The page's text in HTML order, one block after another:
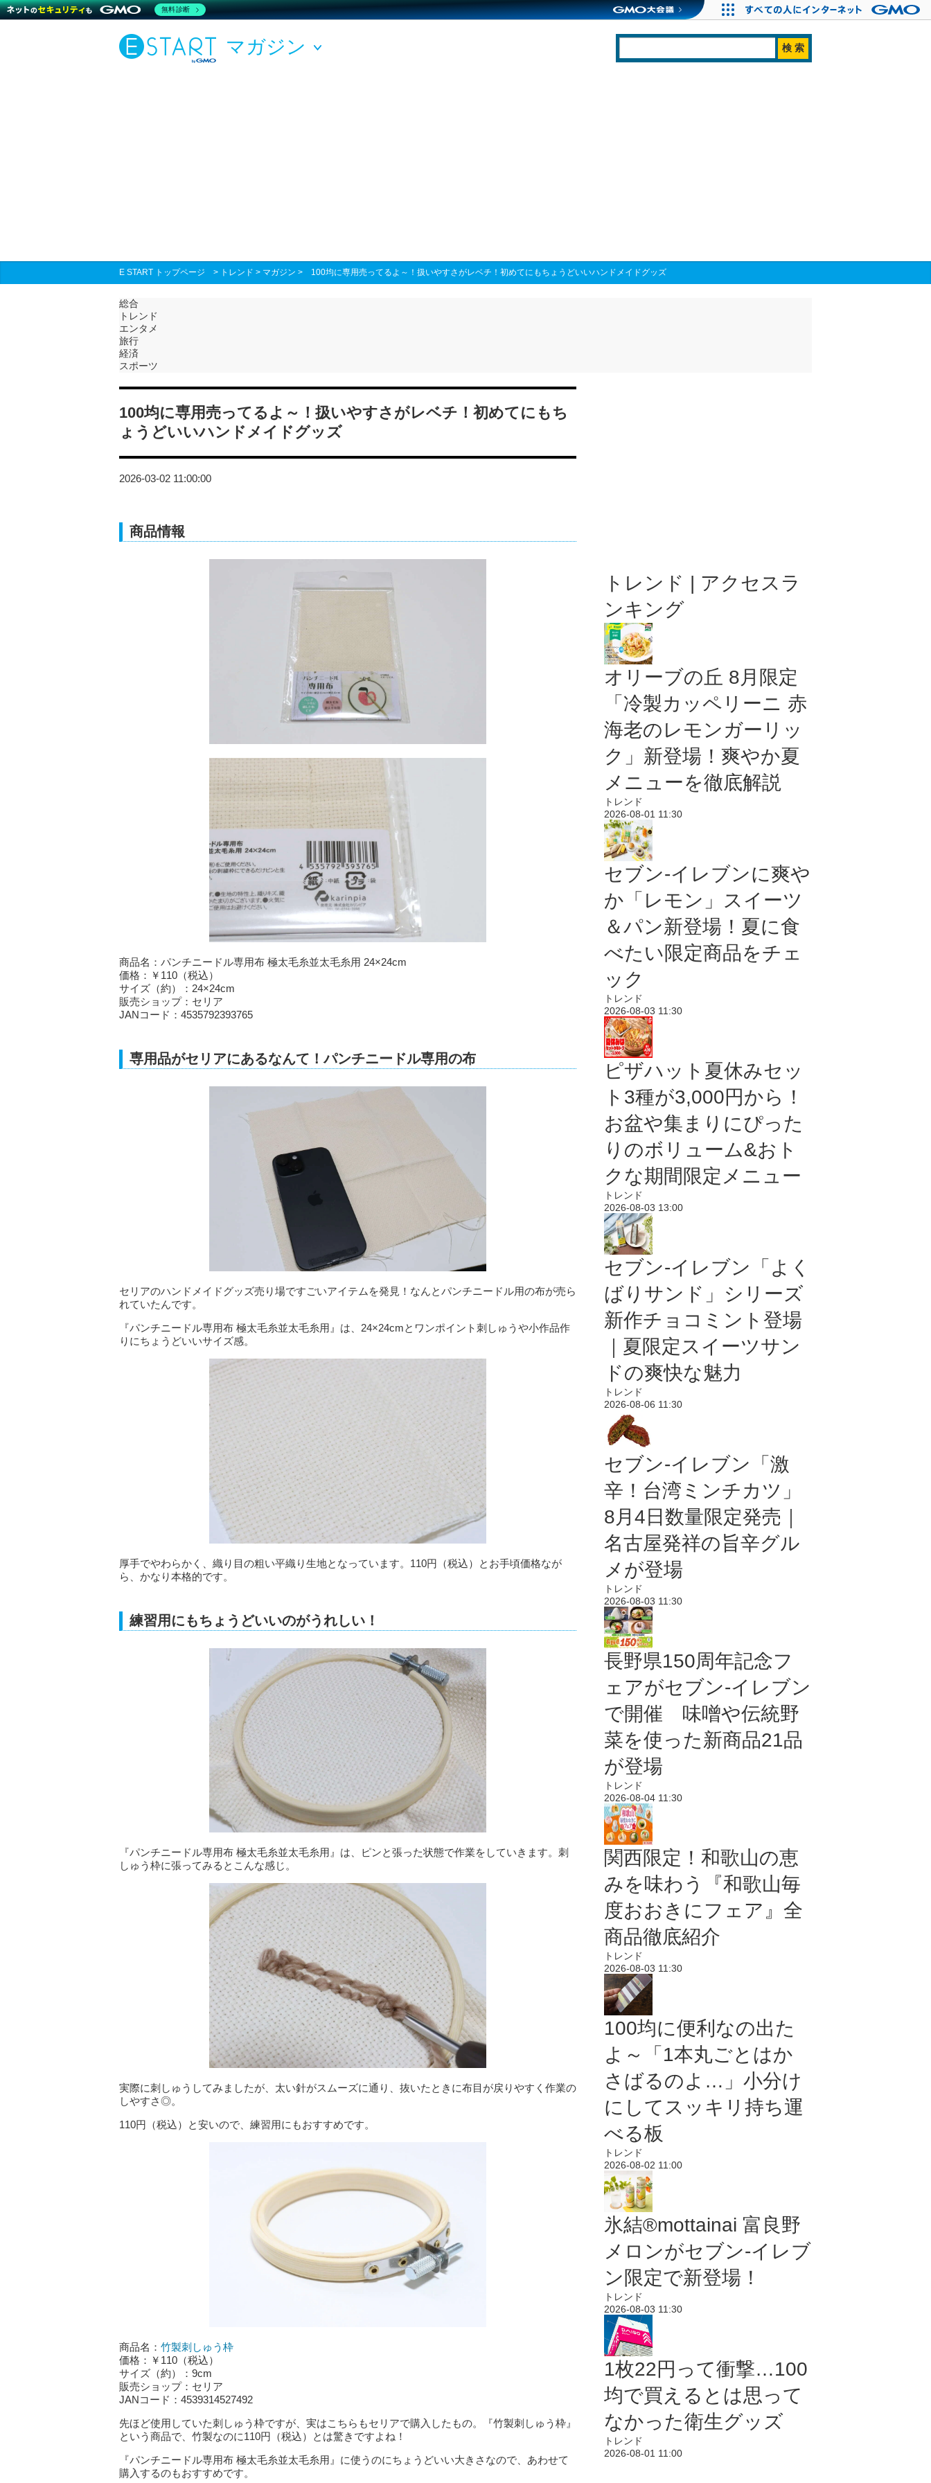
マガジン
E START トップページ > トレンド > マガジン > 100均に専用売ってるよ～！扱いやすさがレベチ！初めてにもちょうどいいハンドメイドグッズ
総合
トレンド
エンタメ
旅行
経済
スポーツ
100均に専用売ってるよ～！扱いやすさがレベチ！初めてにもち
ょうどいいハンドメイドグッズ
2026-03-02 11:00:00
商品情報
商品名：パンチニードル専用布 極太毛糸並太毛糸用 24×24cm
価格：￥110（税込）
サイズ（約）：24×24cm
販売ショップ：セリア
JANコード：4535792393765
専用品がセリアにあるなんて！パンチニードル専用の布
セリアのハンドメイドグッズ売り場ですごいアイテムを発見！なんとパンチニードル用の布が売ら
れていたんです。
『パンチニードル専用布 極太毛糸並太毛糸用』は、24×24cmとワンポイント刺しゅうや小作品作
りにちょうどいいサイズ感。
厚手でやわらかく、織り目の粗い平織り生地となっています。110円（税込）とお手頃価格なが
ら、かなり本格的です。
練習用にもちょうどいいのがうれしい！
『パンチニードル専用布 極太毛糸並太毛糸用』は、ピンと張った状態で作業をしていきます。刺
しゅう枠に張ってみるとこんな感じ。
実際に刺しゅうしてみましたが、太い針がスムーズに通り、抜いたときに布目が戻りやすく作業の
しやすさ◎。
110円（税込）と安いので、練習用にもおすすめです。
商品名： 竹製刺しゅう枠
価格：￥110（税込）
サイズ（約）：9cm
販売ショップ：セリア
JANコード：4539314527492
先ほど使用していた刺しゅう枠ですが、実はこちらもセリアで購入したもの。『竹製刺しゅう枠』
という商品で、竹製なのに110円（税込）とは驚きですよね！
『パンチニードル専用布 極太毛糸並太毛糸用』に使うのにちょうどいい大きさなので、あわせて
購入するのもおすすめです。
トレンド | アクセスラ
ンキング
オリーブの丘 8月限定
「冷製カッペリーニ 赤
海老のレモンガーリッ
ク」新登場！爽やか夏
メニューを徹底解説
トレンド
2026-08-01 11:30
セブン‐イレブンに爽や
か「レモン」スイーツ
＆パン新登場！夏に食
べたい限定商品をチェ
ック
トレンド
2026-08-03 11:30
ピザハット夏休みセッ
ト3種が3,000円から！
お盆や集まりにぴった
りのボリューム&おト
クな期間限定メニュー
トレンド
2026-08-03 13:00
セブン‐イレブン「よく
ばりサンド」シリーズ
新作チョコミント登場
｜夏限定スイーツサン
ドの爽快な魅力
トレンド
2026-08-06 11:30
セブン-イレブン「激
辛！台湾ミンチカツ」
8月4日数量限定発売｜
名古屋発祥の旨辛グル
メが登場
トレンド
2026-08-03 11:30
長野県150周年記念フ
ェアがセブン-イレブン
で開催 味噌や伝統野
菜を使った新商品21品
が登場
トレンド
2026-08-04 11:30
関西限定！和歌山の恵
みを味わう『和歌山毎
度おおきにフェア』全
商品徹底紹介
トレンド
2026-08-03 11:30
100均に便利なの出た
よ～「1本丸ごとはか
さばるのよ…」小分け
にしてスッキリ持ち運
べる板
トレンド
2026-08-02 11:00
氷結®mottainai 富良野
メロンがセブン‐イレブ
ン限定で新登場！
トレンド
2026-08-03 11:30
1枚22円って衝撃…100
均で買えるとは思って
なかった衛生グッズ
トレンド
2026-08-01 11:00
無料診断